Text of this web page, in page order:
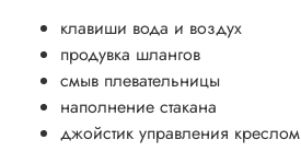
клавиши вода и воздух
продувка шлангов
смыв плевательницы
наполнение стакана
джойстик управления креслом